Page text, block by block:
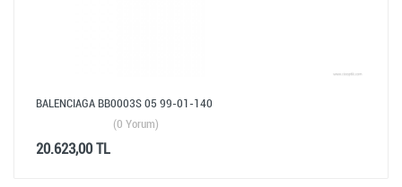
BALENCIAGA BB0003S 05 99-01-140
(0 Yorum)
20.623,00 TL